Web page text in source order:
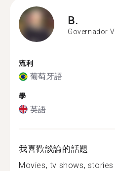
B.
Governador
流利
葡萄牙語
學
英語
我喜歡談論的話題
Movies, tv shows,